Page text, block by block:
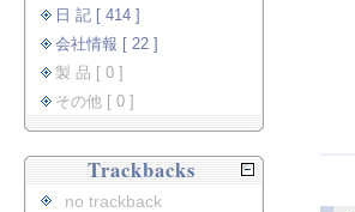
日 記 [ 414 ]
会社情報 [ 22 ]
製 品 [ 0 ]
その他 [ 0 ]
Trackbacks
no trackback